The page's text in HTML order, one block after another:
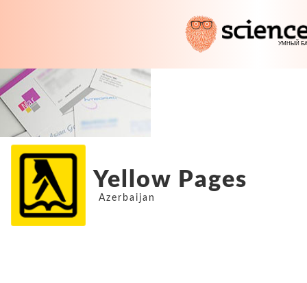
Yellow Pages
Azerbaijan